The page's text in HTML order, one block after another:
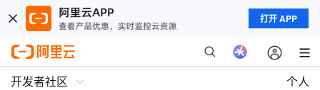
打开 APP
开发者社区 个人